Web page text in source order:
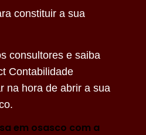
constituir a sua
consultores e saiba
Contabilidade
na hora de abrir a sua